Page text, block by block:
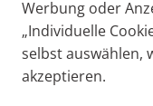
Werbung oder
„Individuelle
selbst auswählen,
akzeptieren.
Was hilft bei
Esebeck setzt auf
Maßnahmen
Maßnahmen